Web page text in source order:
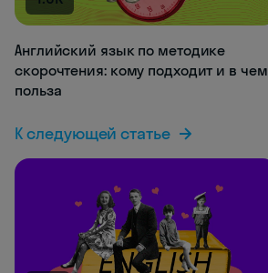
Английский язык по методике
скорочтения: кому подходит и в чем
польза
К следующей статье